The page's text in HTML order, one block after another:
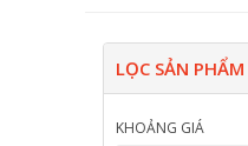
LỌC SẢN PHẨM
KHOẢNG GIÁ